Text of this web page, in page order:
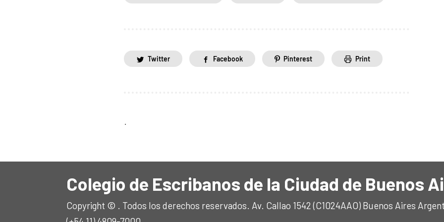
Twitter Facebook Pinterest Print
.
Colegio de Escribanos de la Ciudad de Buenos
Copyright © . Todos los derechos reservados. Av. Callao 1542 (C1024AAO) Buenos Aires